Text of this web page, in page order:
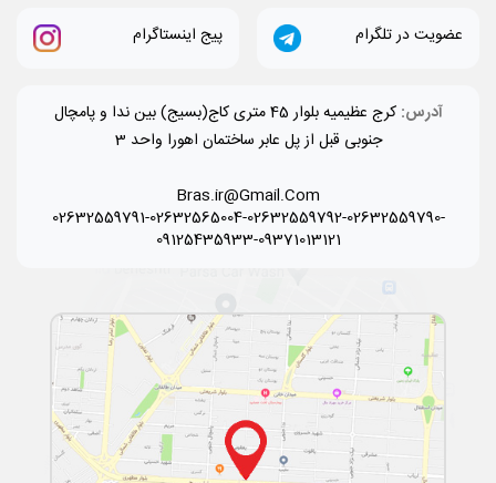
عضویت در تلگرام پیج اینستاگرام
آدرس:
کرج عظیمیه بلوار 45 متری کاج(بسیج) بین ندا و پامچال
جنوبی قبل از پل عابر ساختمان اهورا واحد 3
Bras.ir@Gmail.Com
02632559791-02632565004-02632559792-02632559790-
09125435933-09371013121